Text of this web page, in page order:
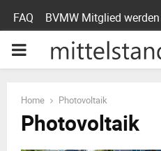
FAQ BVMW Mitglied werden
P
Home Photovoltaik
Photovoltaik